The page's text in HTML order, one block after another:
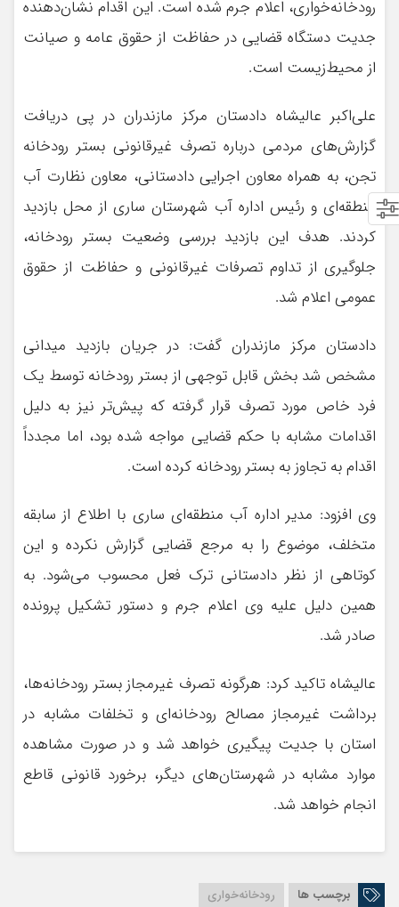
رودخانه‌خواری، اعلام جرم شده است. این اقدام نشان‌دهنده
جدیت دستگاه قضایی در حفاظت از حقوق عامه و صیانت
از محیط‌زیست است.
علی‌اکبر عالیشاه دادستان مرکز مازندران در پی دریافت
گزارش‌های مردمی درباره تصرف غیرقانونی بستر رودخانه
تجن، به همراه معاون اجرایی دادستانی، معاون نظارت آب
منطقه‌ای و رئیس اداره آب شهرستان ساری از محل بازدید
کردند. هدف این بازدید بررسی وضعیت بستر رودخانه،
جلوگیری از تداوم تصرفات غیرقانونی و حفاظت از حقوق
عمومی اعلام شد.
دادستان مرکز مازندران گفت: در جریان بازدید میدانی
مشخص شد بخش قابل توجهی از بستر رودخانه توسط یک
فرد خاص مورد تصرف قرار گرفته که پیش‌تر نیز به دلیل
اقدامات مشابه با حکم قضایی مواجه شده بود، اما مجدداً
اقدام به تجاوز به بستر رودخانه کرده است.
وی افزود: مدیر اداره آب منطقه‌ای ساری با اطلاع از سابقه
متخلف، موضوع را به مرجع قضایی گزارش نکرده و این
کوتاهی از نظر دادستانی ترک فعل محسوب می‌شود. به
همین دلیل علیه وی اعلام جرم و دستور تشکیل پرونده
صادر شد.
عالیشاه تاکید کرد: هرگونه تصرف غیرمجاز بستر رودخانه‌ها،
برداشت غیرمجاز مصالح رودخانه‌ای و تخلفات مشابه در
استان با جدیت پیگیری خواهد شد و در صورت مشاهده
موارد مشابه در شهرستان‌های دیگر، برخورد قانونی قاطع
انجام خواهد شد.
برچسب ها رودخانه‌خواری